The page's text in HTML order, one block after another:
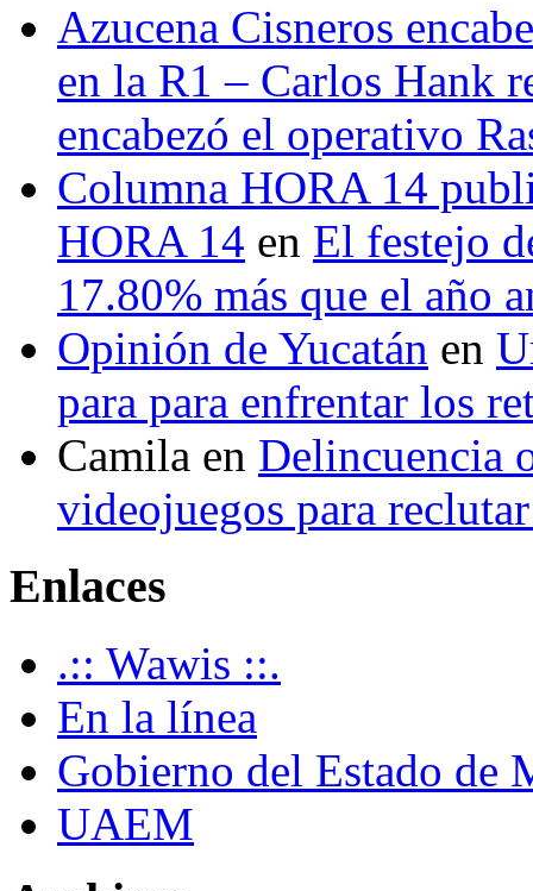
Azucena Cisneros
en la R1 – Carlos Hank
encabezó el operativo
Columna HORA 14
HORA 14 en El festejo
17.80% más que el año
Opinión de Yucatán en
para para enfrentar los
Camila en Delincuencia
videojuegos para
Enlaces
.:: Wawis ::.
En la línea
Gobierno del Estado de
UAEM